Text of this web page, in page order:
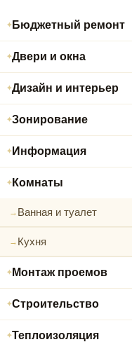
Бюджетный ремонт
Двери и окна
Дизайн и интерьер
Зонирование
Информация
Комнаты
Ванная и туалет
Кухня
Монтаж проемов
Строительство
Теплоизоляция